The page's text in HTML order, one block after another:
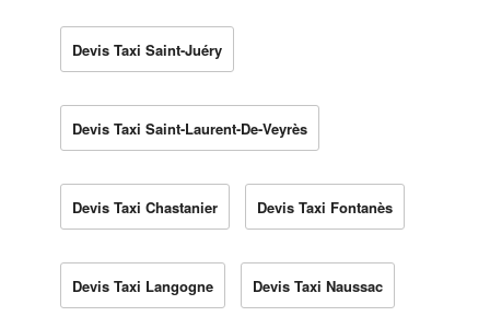
Devis Taxi Saint-Juéry
Devis Taxi Saint-Laurent-De-Veyrès
Devis Taxi Chastanier Devis Taxi Fontanès
Devis Taxi Langogne Devis Taxi Naussac